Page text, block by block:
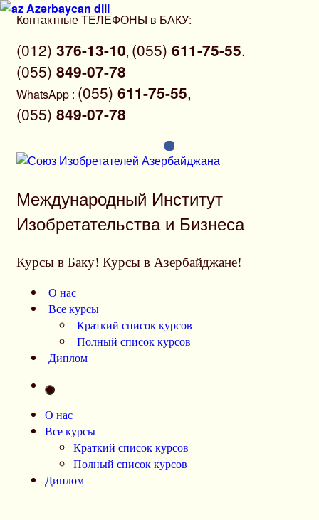
Перейти
содержимому
Контактные ТЕЛЕФОНЫ в БАКУ:
(012) 376-13-10, (055) 611-75-55,
(055) 849-07-78
WhatsApp : (055) 611-75-55,
(055) 849-07-78
Azərbaycan dili
Международный Институт
Изобретательства и Бизнеса
Курсы в Баку! Курсы в Азербайджане!
О нас
Все курсы
Краткий список курсов
Полный список курсов
Диплом
О нас
Все курсы
Краткий список курсов
Полный список курсов
Диплом